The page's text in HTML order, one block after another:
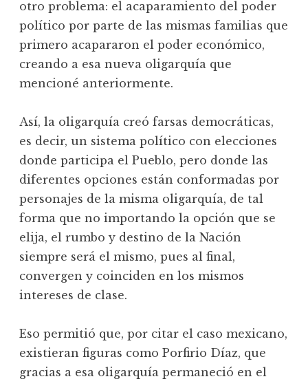
otro problema: el acaparamiento del poder
político por parte de las mismas familias que
primero acapararon el poder económico,
creando a esa nueva oligarquía que
mencioné anteriormente.
Así, la oligarquía creó farsas democráticas,
es decir, un sistema político con elecciones
donde participa el Pueblo, pero donde las
diferentes opciones están conformadas por
personajes de la misma oligarquía, de tal
forma que no importando la opción que se
elija, el rumbo y destino de la Nación
siempre será el mismo, pues al final,
convergen y coinciden en los mismos
intereses de clase.
Eso permitió que, por citar el caso mexicano,
existieran figuras como Porfirio Díaz, que
gracias a esa oligarquía permaneció en el